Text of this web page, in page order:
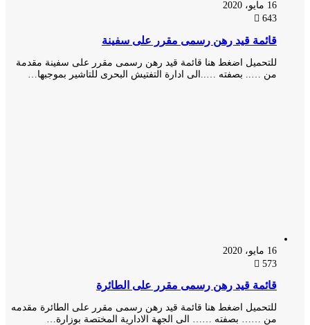
قائمة قيد رهن رسمى مقرر على سفينة
للتحميل اضغط هنا قائمة قيد رهن رسمى مقرر على سفينة مقدمة
من ….. بصفته …..الى ادارة التفتيش البحرى للتاشير بموجبها…
قائمة قيد رهن رسمى مقرر على الطائرة
للتحميل اضغط هنا قائمة قيد رهن رسمى مقرر على الطائرة مقدمه
من …… بصفته …… الى الجهة الادارية المختصة بوزارة…